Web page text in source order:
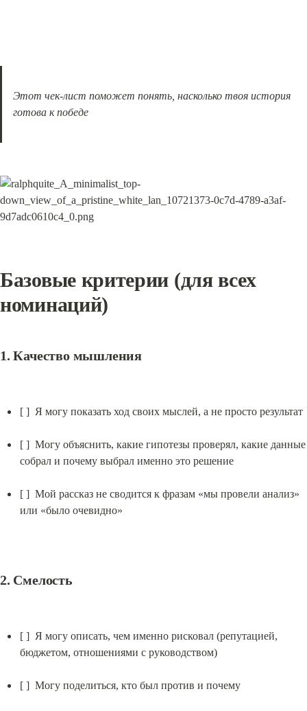
Этот чек-лист поможет понять, насколько твоя история
готова к победе
Базовые критерии (для всех
номинаций)
1. Качество мышления
[ ]  Я могу показать ход своих мыслей, а не просто результат
[ ]  Могу объяснить, какие гипотезы проверял, какие данные
собрал и почему выбрал именно это решение
[ ]  Мой рассказ не сводится к фразам «мы провели анализ»
или «было очевидно»
2. Смелость
[ ]  Я могу описать, чем именно рисковал (репутацией,
бюджетом, отношениями с руководством)
[ ]  Могу поделиться, кто был против и почему